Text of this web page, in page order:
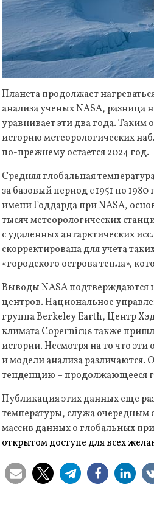
Планета продолжает
анализа ученых NASA, разница
уравнивает эти два года. Таким
историю метеорологических
по-прежнему остается 2024 год.
Средняя глобальная
за базовый период с 1951 по
имени Годдарда при NASA,
тысяч метеорологических
с удаленных антарктических
скорректирована для учета
«городского острова тепла»,
Выводы NASA подтверждаются
центров. Национальное
группа Berkeley Earth, Центр
климата Copernicus также
истории. Несмотря на то что
и модели анализа
тенденцию – продолжающееся
Публикация этих данных еще
температуры, служа очередным
массив данных о глобальных
открытом доступе для всех